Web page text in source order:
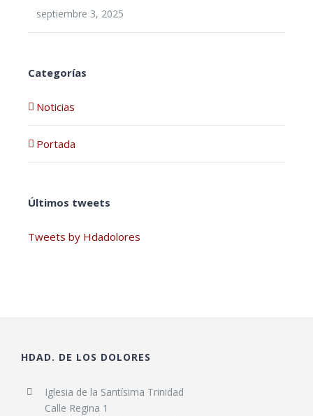
septiembre 3, 2025
Categorías
Noticias
Portada
Últimos tweets
Tweets by Hdadolores
HDAD. DE LOS DOLORES
Iglesia de la Santísima Trinidad
Calle Regina 1